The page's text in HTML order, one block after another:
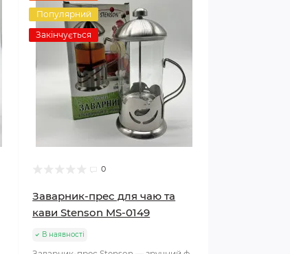
Популярний
Закінчується
0
Заварник-прес для чаю та
кави Stenson MS-0149
В наявності